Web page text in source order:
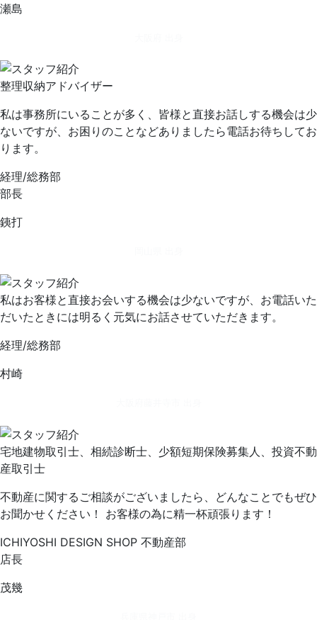
瀬島
整理収納アドバイザー
私は事務所にいることが多く、皆様と直接お話しする機会は少
ないですが、お困りのことなどありましたら電話お待ちしてお
ります。
経理/総務部
部長
銕打
私はお客様と直接お会いする機会は少ないですが、お電話いた
だいたときには明るく元気にお話させていただきます。
経理/総務部
村崎
宅地建物取引士、相続診断士、少額短期保険募集人、投資不動
産取引士
不動産に関するご相談がございましたら、どんなことでもぜひ
お聞かせください！ お客様の為に精一杯頑張ります！
ICHIYOSHI DESIGN SHOP 不動産部
店長
茂幾